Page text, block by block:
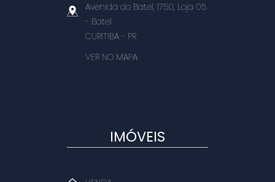
Avenida do Batel, 1750, Loja 05
- Batel
CURITIBA- PR
VER NO MAPA
IMÓVEIS